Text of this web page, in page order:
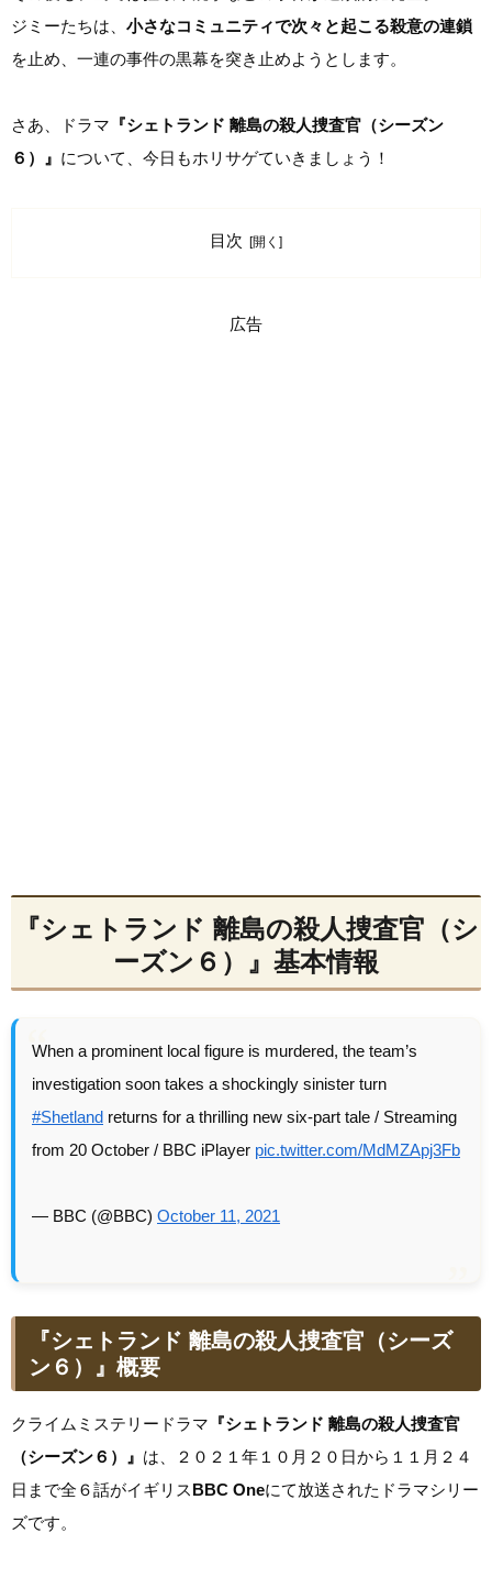
ジミーたちは、 小さなコミュニティで次々と起こる殺意の連鎖
を止め、一連の事件の黒幕を突き止めようとします。
さあ、ドラマ 『シェトランド 離島の殺人捜査官（シーズン
６）』 について、今日もホリサゲていきましょう！
目次
広告
『シェトランド 離島の殺人捜査官（シ
ーズン６）』基本情報
When a prominent local figure is murdered, the team’s
investigation soon takes a shockingly sinister turn
#Shetland returns for a thrilling new six-part tale / Streaming
from 20 October / BBC iPlayer pic.twitter.com/MdMZApj3Fb
— BBC (@BBC) October 11, 2021
『シェトランド 離島の殺人捜査官（シーズ
ン６）』概要
クライムミステリードラマ 『シェトランド 離島の殺人捜査官
（シーズン６）』 は、２０２１年１０月２０日から１１月２４
日まで全６話がイギリスBBC Oneにて放送されたドラマシリー
ズです。